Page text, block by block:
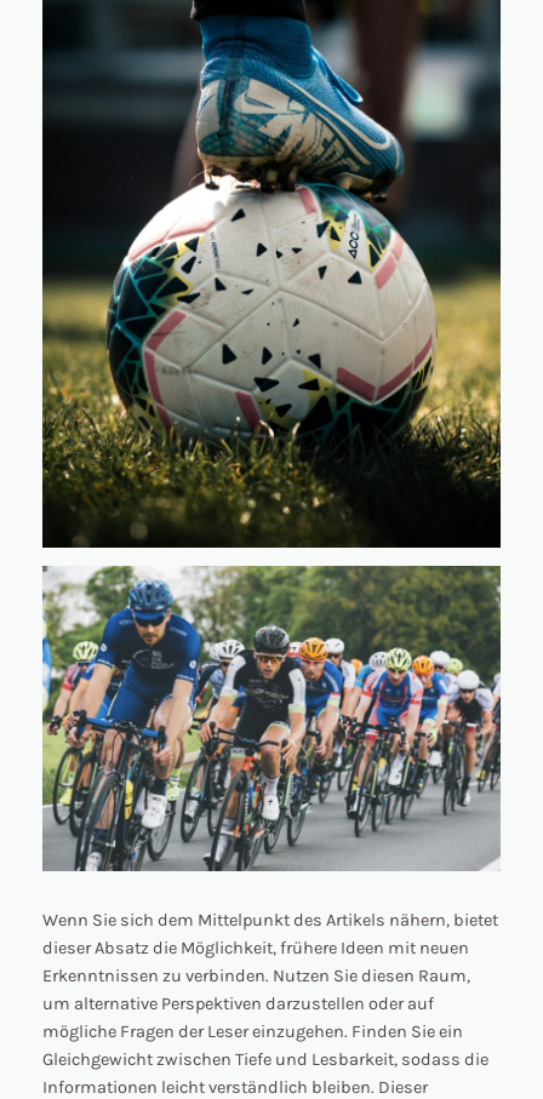
Wenn Sie sich dem Mittelpunkt des Artikels nähern, bietet
dieser Absatz die Möglichkeit, frühere Ideen mit neuen
Erkenntnissen zu verbinden. Nutzen Sie diesen Raum,
um alternative Perspektiven darzustellen oder auf
mögliche Fragen der Leser einzugehen. Finden Sie ein
Gleichgewicht zwischen Tiefe und Lesbarkeit, sodass die
Informationen leicht verständlich bleiben. Dieser